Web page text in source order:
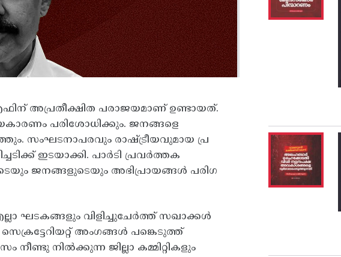
അപ്രതീക്ഷിത പരാജയമാണ് ഉണ്ടായത്.
പരിശോധിക്കും. ജനങ്ങളെ
സംഘടനാപരവും രാഷ്ട്രീയവുമായ പ്ര
ഇടയാക്കി. പാർടി പ്രവർത്തക
ജനങ്ങളുടെയും അഭിപ്രായങ്ങൾ പരിഗ
ഘടകങ്ങളും വിളിച്ചുചേർത്ത് സഖാക്കൾ
അംഗങ്ങൾ പങ്കെടുത്ത്
നീണ്ടു നിൽക്കുന്ന ജില്ലാ കമ്മിറ്റികളും